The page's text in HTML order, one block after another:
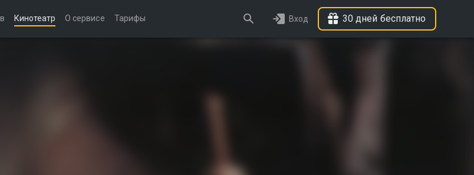
Кинотеатр О сервисе Тарифы Вход 30 дней бесплатно